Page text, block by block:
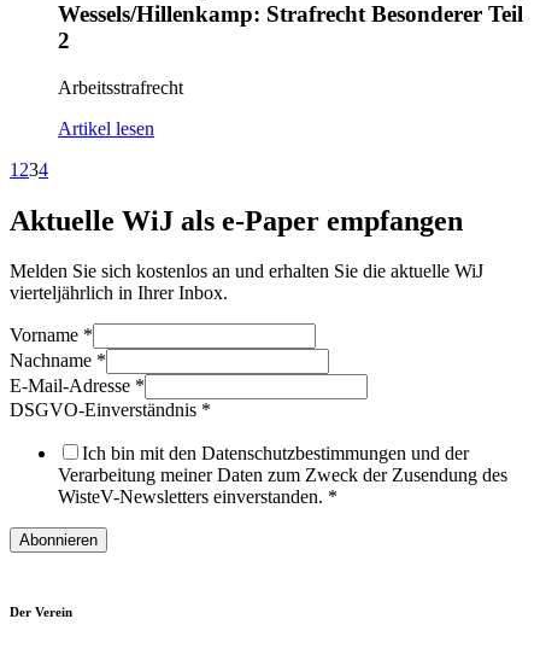
Wessels/Hillenkamp: Strafrecht Besonderer Teil
2
Arbeitsstrafrecht
Artikel lesen
1 234
Aktuelle WiJ als e-Paper empfangen
Melden Sie sich kostenlos an und erhalten Sie die aktuelle WiJ
vierteljährlich in Ihrer Inbox.
Vorname *
Nachname *
E-Mail-Adresse *
DSGVO-Einverständnis *
Ich bin mit den Datenschutzbestimmungen und der
Verarbeitung meiner Daten zum Zweck der Zusendung des
WisteV-Newsletters einverstanden. *
Abonnieren
Der Verein